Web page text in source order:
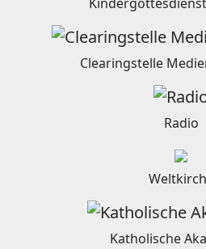
Clearingstelle
Radio
Katholische